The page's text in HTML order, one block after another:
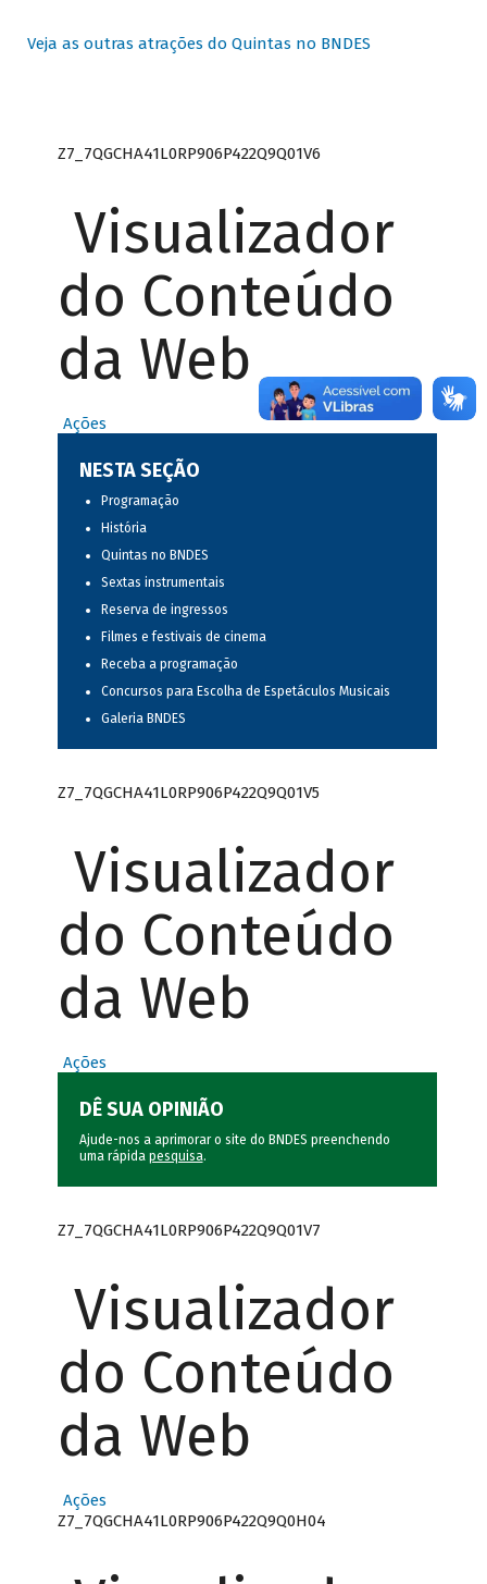
Veja as outras atrações do Quintas no BNDES
Z7_7QGCHA41L0RP906P422Q9Q01V6
Visualizador
do Conteúdo
da Web
Ações
NESTA SEÇÃO
Programação
História
Quintas no BNDES
Sextas instrumentais
Reserva de ingressos
Filmes e festivais de cinema
Receba a programação
Concursos para Escolha de Espetáculos Musicais
Galeria BNDES
Z7_7QGCHA41L0RP906P422Q9Q01V5
Visualizador
do Conteúdo
da Web
Ações
DÊ SUA OPINIÃO
Ajude-nos a aprimorar o site do BNDES preenchendo
uma rápida pesquisa.
Z7_7QGCHA41L0RP906P422Q9Q01V7
Visualizador
do Conteúdo
da Web
Ações
Z7_7QGCHA41L0RP906P422Q9Q0H04